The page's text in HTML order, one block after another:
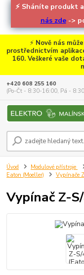
⚡ Sháníte produkt
nás zde->
⚡ Nově nás
prostřednictvím
160. Veškeré vaše
+420 608 255 160
(Po-Čt - 8:30-16:00, Pá -
Úvod Modulové přístroje
Eaton (Moeller)
Vypínače
Vypínač Z-